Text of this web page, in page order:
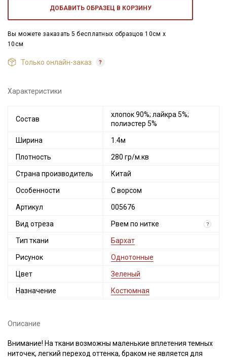
ДОБАВИТЬ ОБРАЗЕЦ В КОРЗИНУ
Вы можете заказать 5 бесплатных образцов 10см x
10см
Только онлайн-заказ
Характеристики
Состав
хлопок 90%; лайкра 5%;
полиэстер 5%
Ширина 1.4м
Плотность 280 гр/м.кв
Страна производитель Китай
Особенности С ворсом
Артикул 005676
Вид отреза Рвем по нитке ?
Тип ткани Бархат
Рисунок Однотонные
Цвет Зеленый
Назначение Костюмная
Описание
Внимание! На ткани возможны маленькие вплетения темных
ниточек, легкий переход оттенка, браком не является для